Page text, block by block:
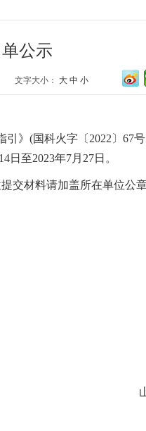
公示
文字大小： 大 中 小
》(国科火字〔2022〕67号
至2023年7月27日。
交材料请加盖所在单位公